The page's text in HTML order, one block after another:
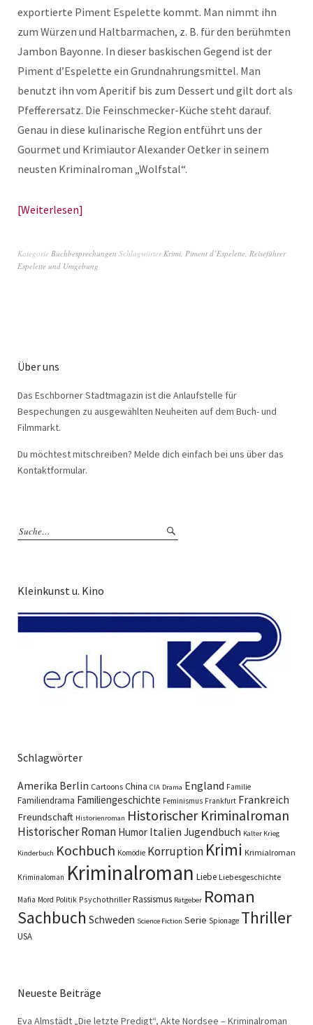
exportierte Piment Espelette kommt. Man nimmt ihn
zum Würzen und Haltbarmachen, z. B. für den berühmten
Jambon Bayonne. In dieser baskischen Gegend ist der
Piment d’Espelette ein Grundnahrungsmittel. Man
benutzt ihn vom Aperitif bis zum Dessert und gilt dort als
Pfefferersatz. Die Feinschmecker-Küche steht darauf.
Genau in diese kulinarische Region entführt uns der
Gourmet und Krimiautor Alexander Oetker in seinem
neusten Kriminalroman „Wolfstal“.
Weiterlesen
Kategorie Buchbesprechungen SchlagwörterKrimi, Piment d’Espelette, Reiseführer
Espelette und Umgebung
Über uns
Das Eschborner Stadtmagazin ist die Anlaufstelle für
Bespechungen zu ausgewählten Neuheiten auf dem Buch- und
Filmmarkt.
Du möchtest mitschreiben? Melde dich einfach bei uns über das
Kontaktformular.
Kleinkunst u. Kino
Schlagwörter
Amerika Berlin Cartoons China CIA Drama England Familie
Familiendrama Familiengeschichte Feminismus Frankfurt Frankreich
Freundschaft Historienroman Historischer Kriminalroman
Historischer Roman Humor Italien Jugendbuch Kalter Krieg
Kinderbuch Kochbuch Komödie Korruption Krimi Krimialroman
Kriminaloman Kriminalroman Liebe Liebesgeschichte
Mafia Mord Politik Psychothriller Rassismus Ratgeber Roman
Sachbuch Schweden Science Fiction Serie Spionage Thriller
USA
Neueste Beiträge
Eva Almstädt „Die letzte Predigt“, Akte Nordsee – Kriminalroman